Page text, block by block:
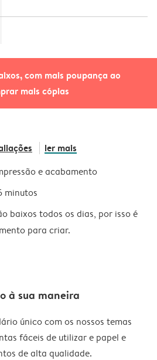
com mais poupança ao
mais cópias
ler mais
e acabamento
minutos
baixos todos os dias, por isso é
para criar.
à sua maneira
único com os nossos temas
fáceis de utilizar e papel e
de alta qualidade.